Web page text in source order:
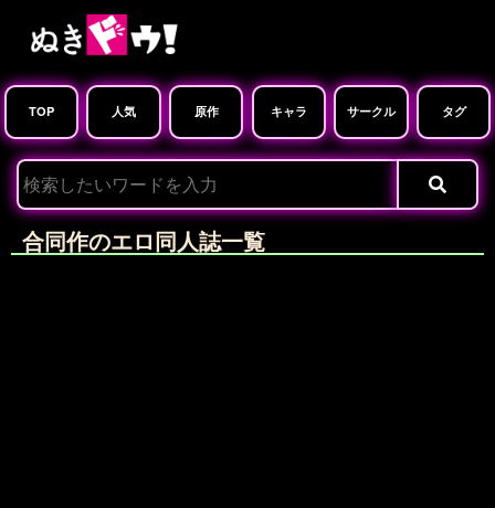
TOP 人気 原作 キャラ サークル タグ
合同作のエロ同人誌一覧